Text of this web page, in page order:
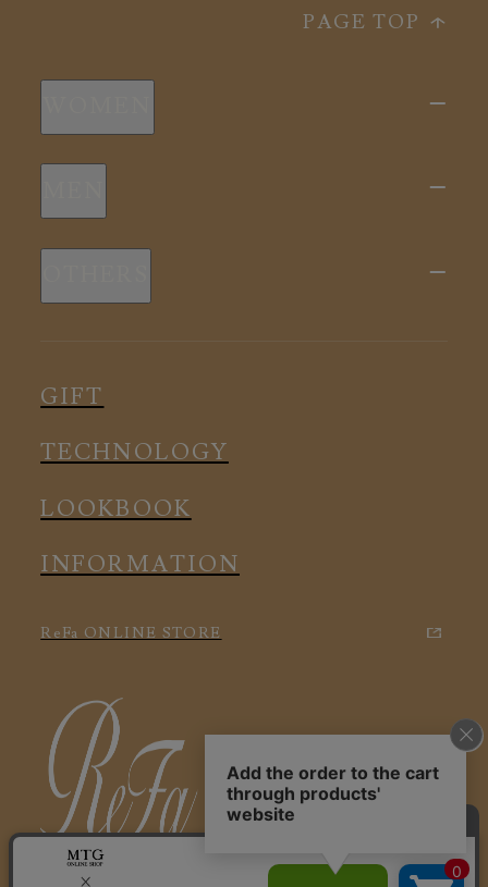
PAGE TOP
新商品
スリープウェア
ルームウェア
アクセサリー
新商品
ルームウェア
アクセサリー
GIFT
TECHNOLOGY
LOOKBOOK
INFORMATION
ReFa ONLINE STORE